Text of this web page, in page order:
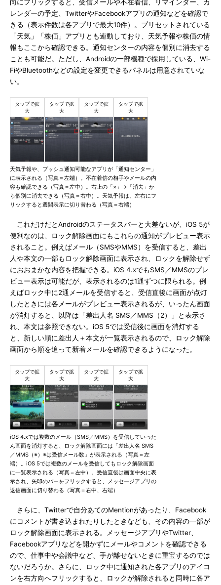
向にフリックすると、受信メールや不在着信、リマインダー、カ
レンダーの予定、TwitterやFacebookアプリの通知などを確認で
きる（表示件数は各アプリで最大10件）。プリセットされている
「天気」「株価」アプリとも連動しており、天気予報や株価の情
報もここから確認できる。通知センターの内容を個別に消去する
ことも可能だ。ただし、Androidの一部機種で採用している、Wi-
FiやBluetoothなどの設定を変更できるパネルは用意されていな
い。
天気予報や、プッシュ通知可能なアプリが「通知センター」
に表示される（写真＝左端）。不在着信の相手やメールの内
容も確認できる（写真＝左中）。右上の「×」→「消去」か
ら個別に消去できる（写真＝右中）。天気予報は、左右にフ
リックすると週間表示に切り替わる（写真＝右端）
これだけだとAndroidのステータスバーと大差ないが、iOS 5が
便利なのは、ロック解除画面にもこれらの通知がプレビュー表示
されること。例えばメール（SMSやMMS）を受信すると、差出
人や本文の一部もロック解除画面に表示され、ロックを解除せず
におおまかな内容を把握できる。iOS 4.xでもSMS／MMSのプレ
ビュー表示は可能だが、表示されるのは1通ずつに限られる。例
えばロック中に2通メールを受信すると、受信直後に画面が点灯
したときには各メールがプレビュー表示されるが、いったん画面
が消灯すると、以降は「差出人名 SMS／MMS（2）」と表示さ
れ、本文は参照できない。iOS 5では受信後に画面を消灯する
と、新しい順に差出人＋本文が一覧表示されるので、ロック解除
画面から順を追って新着メールを確認できるようになった。
iOS 4.xでは複数のメール（SMS／MMS）を受信していった
ん画面を消灯すると、ロック解除画面には「差出人名 SMS
／MMS（※）※は受信メール数」が表示される（写真＝左
端）。iOS 5では複数のメールを受信してもロック解除画面
に一覧表示される（写真＝左中）。受信直後は画面中央に表
示され、矢印のバーをフリックすると、メッセージアプリの
返信画面に切り替わる（写真＝右中、右端）
さらに、Twitterで自分あてのMentionがあったり、Facebook
にコメントが書き込まれたりしたときなども、その内容の一部が
ロック解除画面に表示される。メッセージアプリやTwitter、
Facebookアプリなどを開かずにメールやコメントを確認できる
ので、仕事中や会議中など、手が離せないときに重宝するのでは
ないだろうか。さらに、ロック中に通知された各アプリのアイコ
ンを右方向へフリックすると、ロックが解除されると同時に各ア